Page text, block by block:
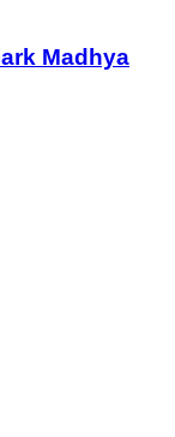
Madhya